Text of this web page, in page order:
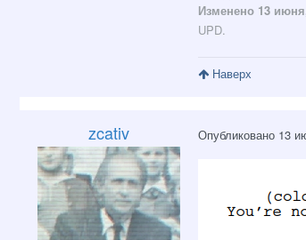
Изменено 13
UPD.
Наверх
zcativ Опубликовано 13